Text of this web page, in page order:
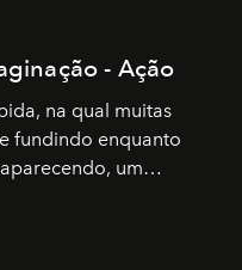
- Ação
na qual muitas
fundindo enquanto
um
para muitos